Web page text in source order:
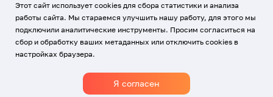
Использование Cookies
Политика обработки персональных данных
© Все права защищены
Этот сайт использует cookies для сбора статистики и анализа
работы сайта. Мы стараемся улучшить нашу работу, для этого мы
подключили аналитические инструменты. Просим согласиться на
сбор и обработку ваших метаданных или отключить cookies в
настройках браузера.
Я согласен